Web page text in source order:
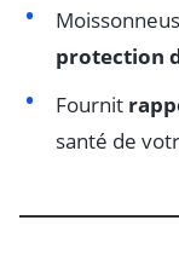
protection
Fournit
santé de